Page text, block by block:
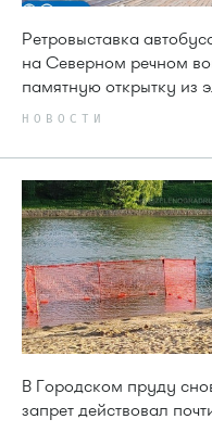
Ретровыставка
на Северном речном
памятную открытку из
НОВОСТИ
В Городском пруду
запрет действовал